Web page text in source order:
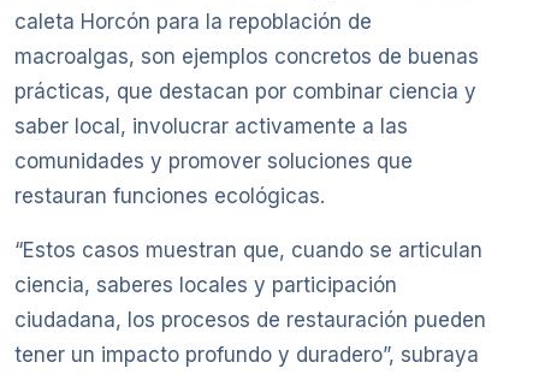
caleta Horcón para la repoblación de
macroalgas, son ejemplos concretos de buenas
prácticas, que destacan por combinar ciencia y
saber local, involucrar activamente a las
comunidades y promover soluciones que
restauran funciones ecológicas.
“Estos casos muestran que, cuando se articulan
ciencia, saberes locales y participación
ciudadana, los procesos de restauración pueden
tener un impacto profundo y duradero”, subraya